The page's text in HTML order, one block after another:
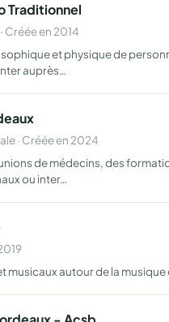
Traditionnel
Créée en 2014
et physique de
auprès…
· Créée en 2024
de médecins, des
ou inter…
musicaux autour de la